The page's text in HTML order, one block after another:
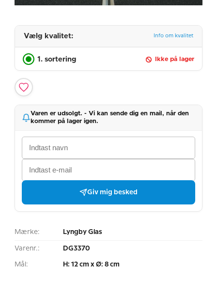
Vælg kvalitet: Info om kvalitet
1. sortering Ikke på lager
Varen er udsolgt. - Vi kan sende dig en mail, når den
kommer på lager igen.
Giv mig besked
Mærke: Lyngby Glas
Varenr.: DG3370
Mål: H: 12 cm x Ø: 8 cm